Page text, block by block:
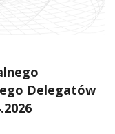
Delegatów